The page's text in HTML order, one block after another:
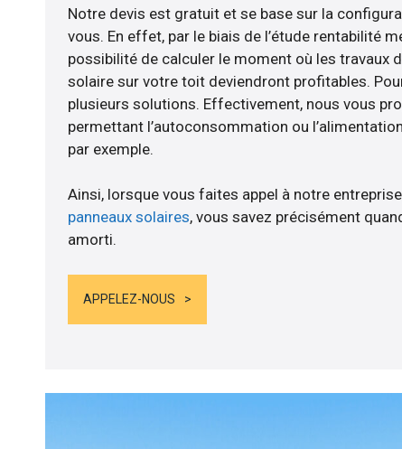
Notre devis est gratuit et se base sur la
vous. En effet, par le biais de l’étude rentabilité
possibilité de calculer le moment où les travaux
solaire sur votre toit deviendront profitables.
plusieurs solutions. Effectivement, nous vous
permettant l’autoconsommation ou
par exemple.
Ainsi, lorsque vous faites appel à notre
panneaux solaires, vous savez précisément
amorti.
APPELEZ-NOUS